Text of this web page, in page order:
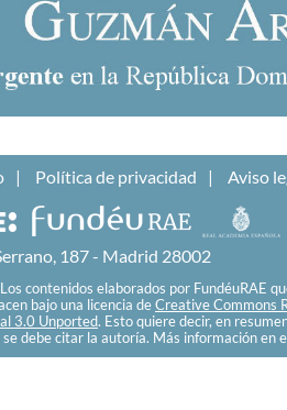
Política de privacidad Aviso
187 - Madrid 28002
contenidos elaborados por FundéuRAE
bajo una licencia de Creative Commons
3.0 Unported. Esto quiere decir, en
debe citar la autoría. Más información en